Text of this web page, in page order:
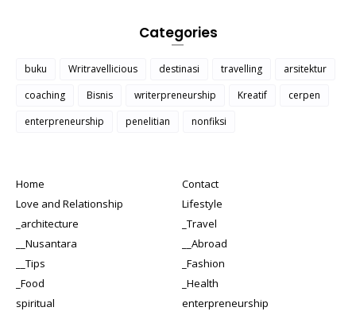
Categories
buku Writravellicious destinasi travelling
arsitektur
coaching
Bisnis writerpreneurship Kreatif
cerpen
enterpreneurship
penelitian nonfiksi
Home
Contact
Love and Relationship
Lifestyle
_architecture
_Travel
__Nusantara
__Abroad
__Tips
_Fashion
_Food
_Health
spiritual
enterpreneurship